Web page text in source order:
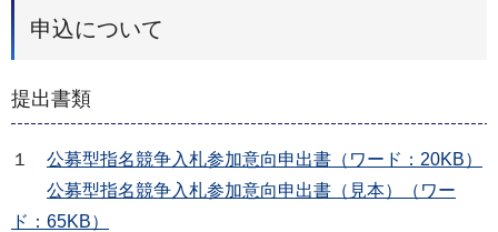
申込について
提出書類
１ 公募型指名競争入札参加意向申出書（ワード：20KB）
公募型指名競争入札参加意向申出書（見本）（ワー
ド：65KB）